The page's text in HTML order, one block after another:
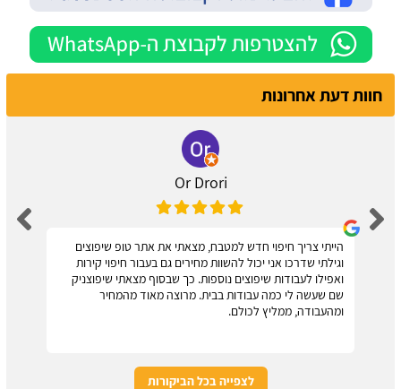
חוות דעת אחרונות
Or Drori
הייתי צריך חיפוי חדש למטבח, מצאתי את אתר טופ שיפוצים
וגילתי שדרכו אני יכול להשוות מחירים גם בעבור חיפוי קירות
ואפילו לעבודות שיפוצים נוספות. כך שבסוף מצאתי שיפוצניק
שם שעשה לי כמה עבודות בבית. מרוצה מאוד מהמחיר
ומהעבודה, ממליץ לכולם.
לצפייה בכל הביקורות